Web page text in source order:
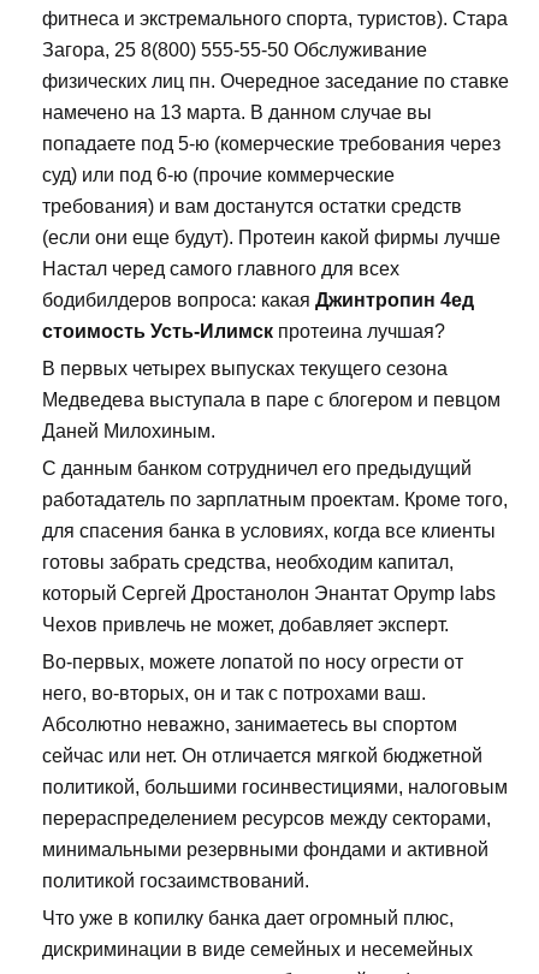
фитнеса и экстремального спорта, туристов). Стара
Загора, 25 8(800) 555-55-50 Обслуживание
физических лиц пн. Очередное заседание по ставке
намечено на 13 марта. В данном случае вы
попадаете под 5-ю (комерческие требования через
суд) или под 6-ю (прочие коммерческие
требования) и вам достанутся остатки средств
(если они еще будут). Протеин какой фирмы лучше
Настал черед самого главного для всех
бодибилдеров вопроса: какая Джинтропин 4ед
стоимость Усть-Илимск протеина лучшая?
В первых четырех выпусках текущего сезона
Медведева выступала в паре с блогером и певцом
Даней Милохиным.
С данным банком сотрудничел его предыдущий
работадатель по зарплатным проектам. Кроме того,
для спасения банка в условиях, когда все клиенты
готовы забрать средства, необходим капитал,
который Сергей Дростанолон Энантат Opymp labs
Чехов привлечь не может, добавляет эксперт.
Во-первых, можете лопатой по носу огрести от
него, во-вторых, он и так с потрохами ваш.
Абсолютно неважно, занимаетесь вы спортом
сейчас или нет. Он отличается мягкой бюджетной
политикой, большими госинвестициями, налоговым
перераспределением ресурсов между секторами,
минимальными резервными фондами и активной
политикой госзаимствований.
Что уже в копилку банка дает огромный плюс,
дискриминации в виде семейных и несемейных